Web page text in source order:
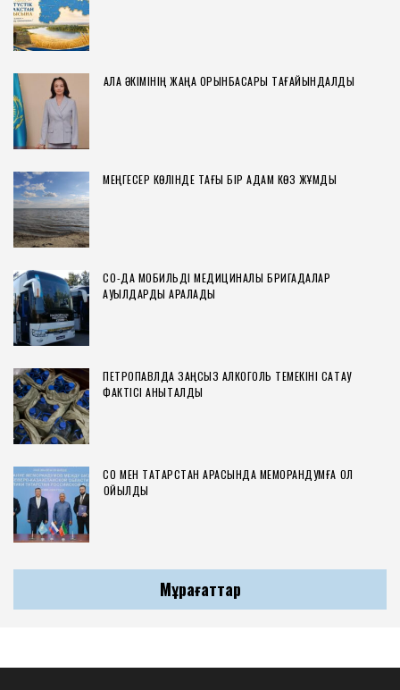
ҚАЛА ӘКІМІНІҢ ЖАҢА ОРЫНБАСАРЫ ТАҒАЙЫНДАЛДЫ
МЕҢГЕСЕР КӨЛІНДЕ ТАҒЫ БІР АДАМ КӨЗ ЖҰМДЫ
СҚО-ДА МОБИЛЬДІ МЕДИЦИНАЛЫҚ БРИГАДАЛАР
АУЫЛДАРДЫ АРАЛАДЫ
ПЕТРОПАВЛДА ЗАҢСЫЗ АЛКОГОЛЬ ТЕМЕКІНІ САҚТАУ
ФАКТІСІ АНЫҚТАЛДЫ
СҚО МЕН ТАТАРСТАН АРАСЫНДА МЕМОРАНДУМҒА ҚОЛ
ҚОЙЫЛДЫ
Мұрағаттар